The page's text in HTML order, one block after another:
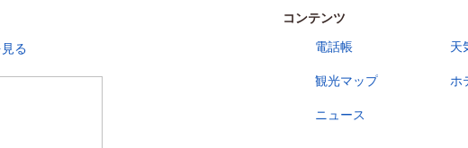
コンテンツ
電話帳
天
観光マップ ホ
ニュース